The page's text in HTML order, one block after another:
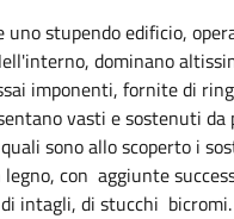
uno stupendo edificio,
dominano
imponenti, fornite di
vasti e sostenuti
sono allo scoperto i
con aggiunte
intagli, di stucchi bicromi.